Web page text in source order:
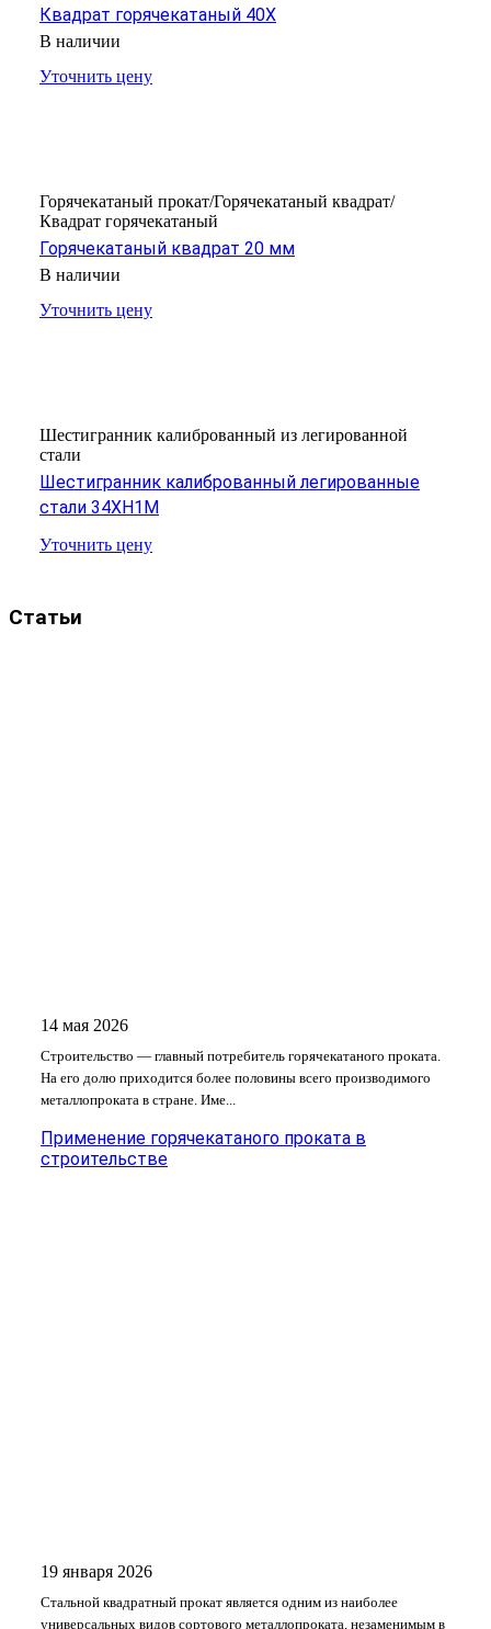
Квадрат горячекатаный 40Х
В наличии
Уточнить цену
Горячекатаный прокат/Горячекатаный квадрат/
Квадрат горячекатаный
Горячекатаный квадрат 20 мм
В наличии
Уточнить цену
Шестигранник калиброванный из легированной
стали
Шестигранник калиброванный легированные
стали 34ХН1М
Уточнить цену
Статьи
14 мая 2026
Строительство — главный потребитель горячекатаного проката.
На его долю приходится более половины всего производимого
металлопроката в стране. Име...
Применение горячекатаного проката в
строительстве
19 января 2026
Стальной квадратный прокат является одним из наиболее
универсальных видов сортового металлопроката, незаменимым в